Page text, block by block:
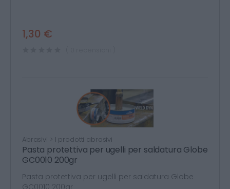
1,30 €
Abrasivi > I prodotti abrasivi
Pasta protettiva per ugelli per saldatura Globe
GC0010 200gr
Pasta protettiva per ugelli per saldatura Globe